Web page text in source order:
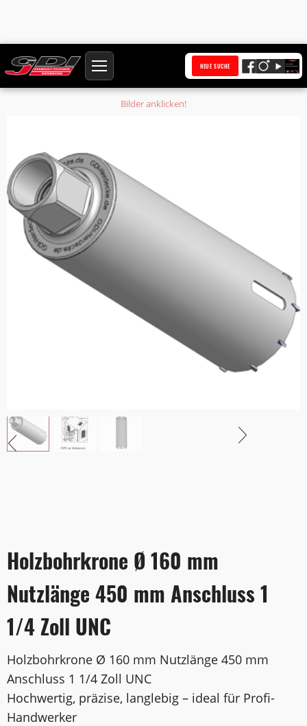
NEUE SUCHE
Startseite
Produkte
Holzbohrkrone Ø 160 mm Nutzlänge 450 mm Anschluss 1 1/4 Zoll UNC
Bilder anklicken!
Holzbohrkrone Ø 160 mm
Nutzlänge 450 mm Anschluss 1
1/4 Zoll UNC
Holzbohrkrone Ø 160 mm Nutzlänge 450 mm
Anschluss 1 1/4 Zoll UNC
Hochwertig, präzise, langlebig – ideal für Profi-
Handwerker